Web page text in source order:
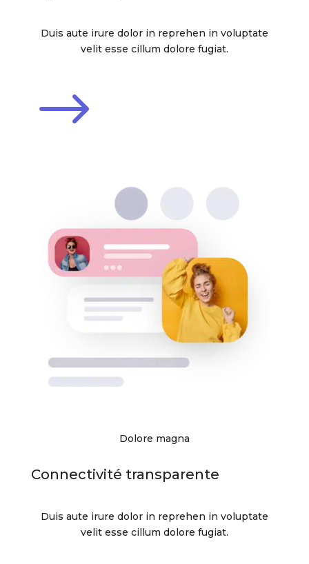
Duis aute irure dolor in reprehen in voluptate
velit esse cillum dolore fugiat.
$
Dolore magna
Connectivité transparente
Duis aute irure dolor in reprehen in voluptate
velit esse cillum dolore fugiat.